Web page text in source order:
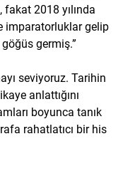
2018 yılında
imparatorluklar gelip
germiş.”
seviyoruz. Tarihin
anlattığını
boyunca tanık
rahatlatıcı bir his